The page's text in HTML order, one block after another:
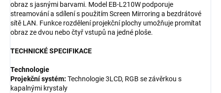
obraz s jasnými barvami. Model EB-L210W podporuje
streamování a sdílení s použitím Screen Mirroring a bezdrátové
sítě LAN. Funkce rozdělení projekční plochy umožňuje promítat
obraz ze dvou nebo čtyř vstupů na jedné ploše.
TECHNICKÉ SPECIFIKACE
Technologie
Projekční systém: Technologie 3LCD, RGB se závěrkou s
kapalnými krystaly